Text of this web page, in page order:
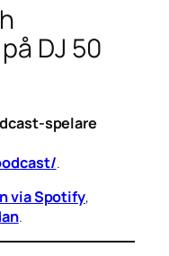
DJ 50
spelare
.
via Spotify,
.